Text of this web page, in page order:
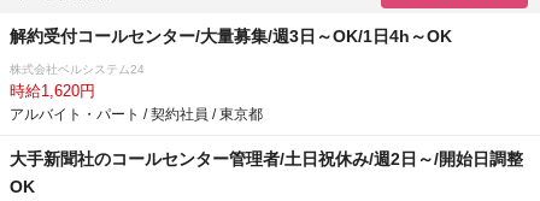
解約受付コールセンター/大量募集/週3日～OK/1日4h～OK
株式会社ベルシステム24
時給1,620円
アルバイト・パート / 契約社員 / 東京都
大手新聞社のコールセンター管理者/土日祝休み/週2日～/開始日調整
OK